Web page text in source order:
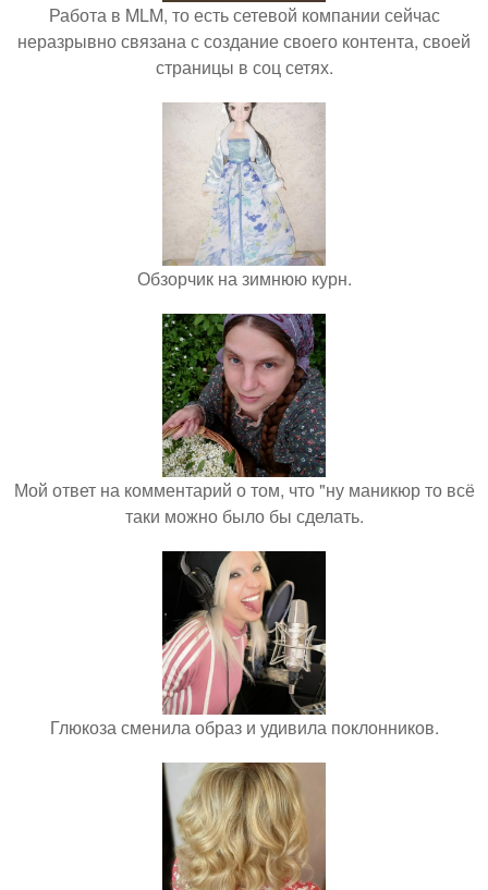
Работа в MLM, то есть сетевой компании сейчас
неразрывно связана с создание своего контента, своей
страницы в соц сетях.
Обзорчик на зимнюю курн.
Мой ответ на комментарий о том, что "ну маникюр то всё
таки можно было бы сделать.
Глюкоза сменила образ и удивила поклонников.